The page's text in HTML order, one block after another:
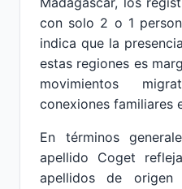
con solo 2 o 1
indica que la
estas regiones es
movimientos
conexiones familiares
En términos
apellido Coget
apellidos de origen